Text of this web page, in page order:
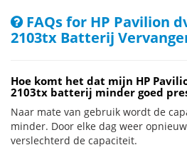
FAQs for HP Pavilion
2103tx Batterij
Hoe komt het dat mijn HP
2103tx batterij minder goed
Naar mate van gebruik wordt de
minder. Door elke dag weer
verslechterd de capaciteit.